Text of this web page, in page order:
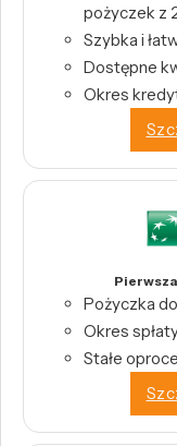
pożyczek z
Szybka i
Dostępne
Okres
Pożyczka
Okres
Stałe